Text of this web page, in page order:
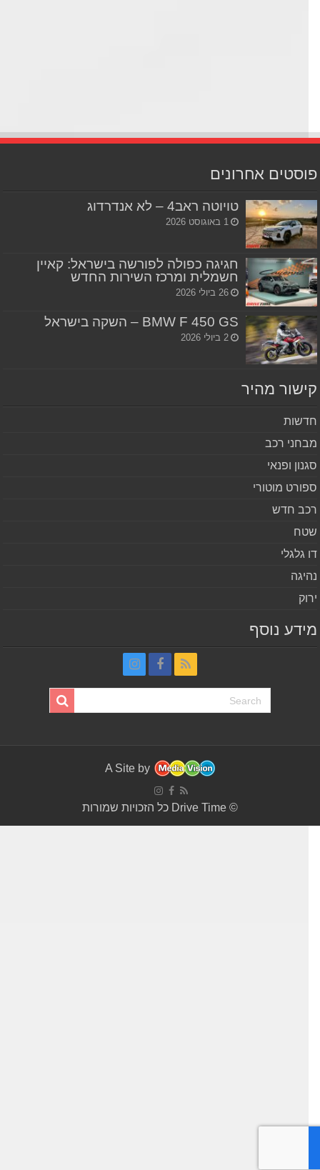
אחרונים
טויוטה ראב4 – לא אנדרדוג
1 באוגוסט 2026
חגיגה כפולה לפורשה בישראל: קאיין
חשמלית ומרכז השירות החדש
26 ביולי 2026
BMW F 450 GS – השקה בישראל
2 ביולי 2026
מהיר
רכב
ופנאי
מוטורי
חדש
גלגלי
נוסף
A Site by